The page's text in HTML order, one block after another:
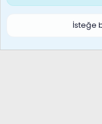
İsteğe